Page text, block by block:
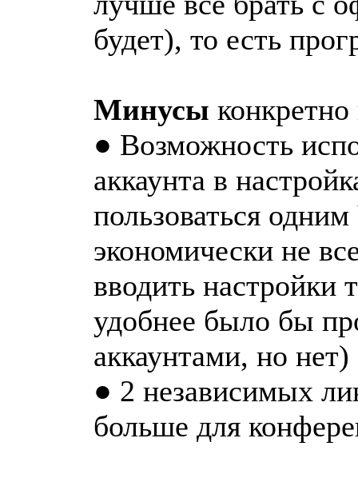
будет), то есть
Минусы
● Возможность
аккаунта в
пользоваться
экономически не
вводить настройки
удобнее было бы
аккаунтами, но нет)
● 2 независимых
больше для